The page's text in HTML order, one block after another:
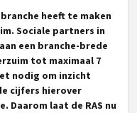
heeft te maken
Sociale partners in
een branche-brede
tot maximaal 7
nodig om inzicht
cijfers hierover
Daarom laat de RAS nu